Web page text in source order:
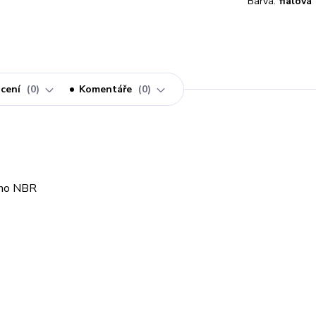
0 Komentáře 0
NBR